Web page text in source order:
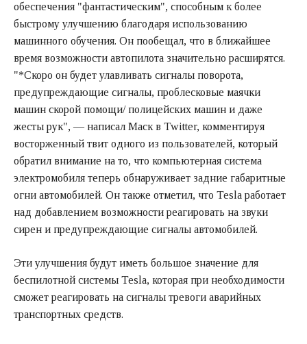
обеспечения "фантастическим", способным к более
быстрому улучшению благодаря использованию
машинного обучения. Он пообещал, что в ближайшее
время возможности автопилота значительно расширятся.
"*Скоро он будет улавливать сигналы поворота,
предупреждающие сигналы, проблесковые маячки
машин скорой помощи/ полицейских машин и даже
жесты рук", — написал Маск в Twitter, комментируя
восторженный твит одного из пользователей, который
обратил внимание на то, что компьютерная система
электромобиля теперь обнаруживает задние габаритные
огни автомобилей. Он также отметил, что Tesla работает
над добавлением возможности реагировать на звуки
сирен и предупреждающие сигналы автомобилей.
Эти улучшения будут иметь большое значение для
беспилотной системы Tesla, которая при необходимости
сможет реагировать на сигналы тревоги аварийных
транспортных средств.